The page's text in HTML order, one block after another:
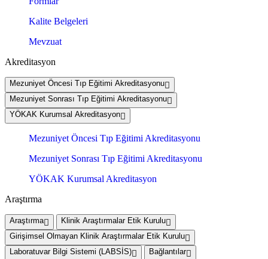
Kalite Belgeleri
Mevzuat
Akreditasyon
Mezuniyet Öncesi Tıp Eğitimi Akreditasyonu
Mezuniyet Sonrası Tıp Eğitimi Akreditasyonu
YÖKAK Kurumsal Akreditasyon
Mezuniyet Öncesi Tıp Eğitimi Akreditasyonu
Mezuniyet Sonrası Tıp Eğitimi Akreditasyonu
YÖKAK Kurumsal Akreditasyon
Araştırma
Araştırma
Klinik Araştırmalar Etik Kurulu
Girişimsel Olmayan Klinik Araştırmalar Etik Kurulu
Laboratuvar Bilgi Sistemi (LABSİS)
Bağlantılar